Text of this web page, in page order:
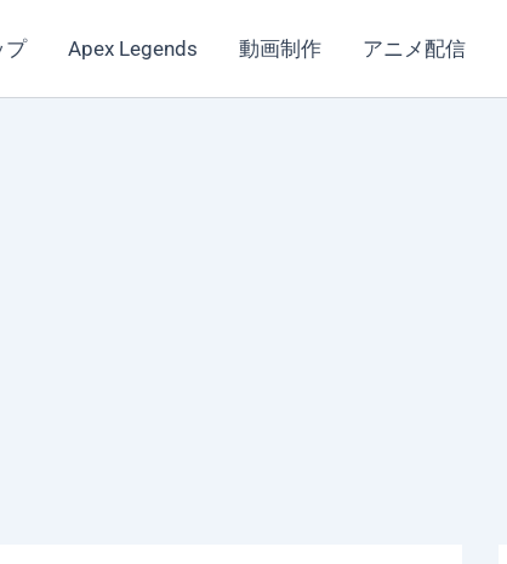
プ Apex Legends 動画制作 アニメ配信